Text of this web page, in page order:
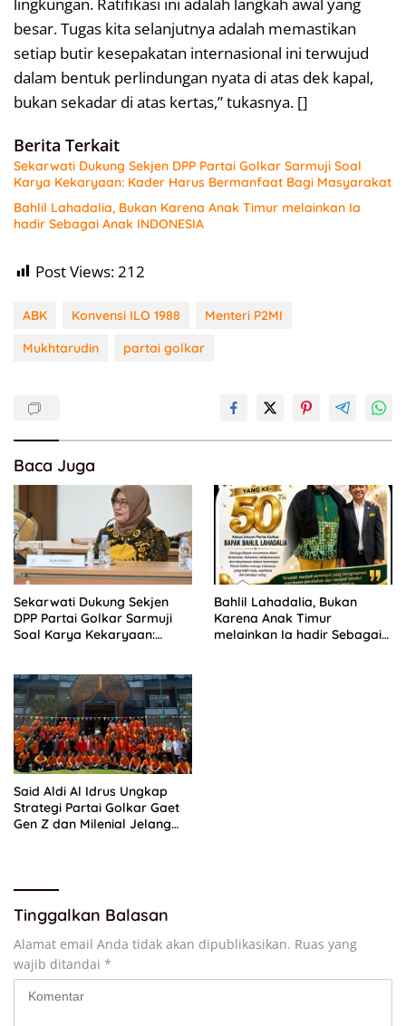
besar. Tugas kita selanjutnya adalah memastikan
setiap butir kesepakatan internasional ini terwujud
dalam bentuk perlindungan nyata di atas dek kapal,
bukan sekadar di atas kertas,” tukasnya. []
Berita Terkait
Sekarwati Dukung Sekjen DPP Partai Golkar Sarmuji Soal
Karya Kekaryaan: Kader Harus Bermanfaat Bagi Masyarakat
Bahlil Lahadalia, Bukan Karena Anak Timur melainkan Ia
hadir Sebagai Anak INDONESIA
Post Views:212
ABK Konvensi ILO 1988
Menteri P2MI
Mukhtarudin
partai golkar
Baca Juga
Sekarwati Dukung Sekjen
DPP Partai Golkar Sarmuji
Soal Karya Kekaryaan:
Bahlil Lahadalia, Bukan
Karena Anak Timur
melainkan Ia hadir Sebagai
Said Aldi Al Idrus Ungkap
Strategi Partai Golkar Gaet
Gen Z dan Milenial Jelang
Tinggalkan Balasan
Alamat email Anda tidak akan dipublikasikan. Ruas yang
wajib ditandai *